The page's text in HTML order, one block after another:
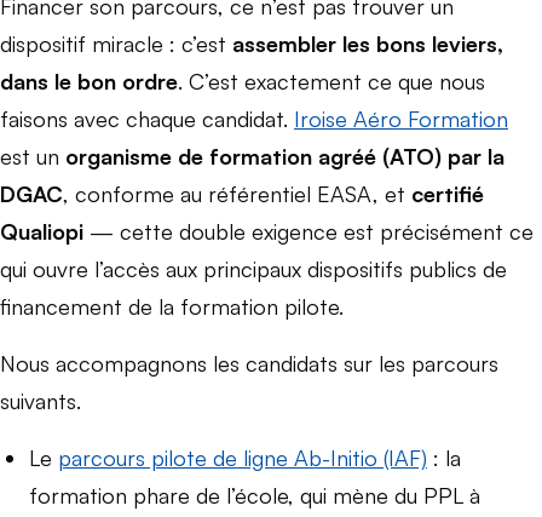
Financer son parcours, ce n’est pas trouver un
dispositif miracle : c’est assembler les bons leviers,
dans le bon ordre. C’est exactement ce que nous
faisons avec chaque candidat. Iroise Aéro Formation
est un organisme de formation agréé (ATO) par la
DGAC, conforme au référentiel EASA, et certifié
Qualiopi — cette double exigence est précisément ce
qui ouvre l’accès aux principaux dispositifs publics de
financement de la formation pilote.
Nous accompagnons les candidats sur les parcours
suivants.
Le parcours pilote de ligne Ab-Initio (IAF) : la
formation phare de l’école, qui mène du PPL à